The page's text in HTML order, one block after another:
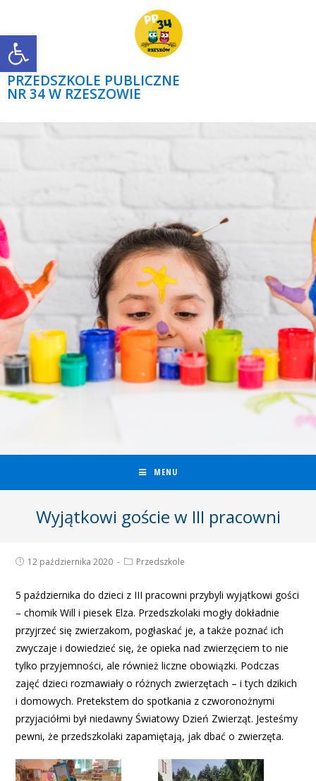
Open toolbar
PRZEDSZKOLE PUBLICZNE
NR 34 W RZESZOWIE
MENU
Wyjątkowi goście w III pracowni
12 października 2020 Przedszkole
5 października do dzieci z III pracowni przybyli wyjątkowi gości
– chomik Will i piesek Elza. Przedszkolaki mogły dokładnie
przyjrzeć się zwierzakom, pogłaskać je, a także poznać ich
zwyczaje i dowiedzieć się, że opieka nad zwierzęciem to nie
tylko przyjemności, ale również liczne obowiązki. Podczas
zajęć dzieci rozmawiały o różnych zwierzętach – i tych dzikich
i domowych. Pretekstem do spotkania z czworonożnymi
przyjaciółmi był niedawny Światowy Dzień Zwierząt. Jesteśmy
pewni, że przedszkolaki zapamiętają, jak dbać o zwierzęta.